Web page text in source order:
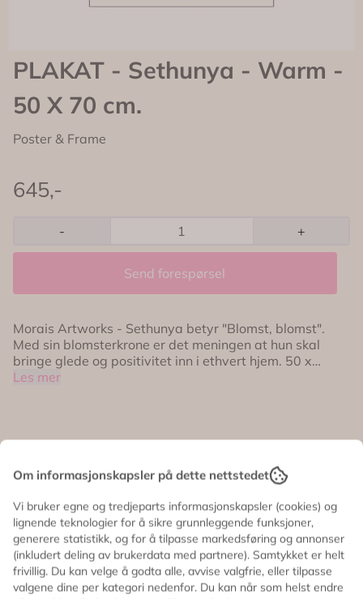
PLAKAT - Sethunya - Warm -
50 X 70 cm.
Poster & Frame
645,-
- +
Send forespørsel
Morais Artworks - Sethunya betyr "Blomst, blomst".
Med sin blomsterkrone er det meningen at hun skal
bringe glede og positivitet inn i ethvert hjem. 50 x
70 cm.
Les mer
Morais Artworks - Sethunya betyr "Blomst, blomst".
Med sin blomsterkrone er det meningen at hun skal
bringe glede og positivitet inn i ethvert hjem.
50 x 70 cm.
Om informasjonskapsler på dette nettstedet
Vi bruker egne og tredjeparts informasjonskapsler (cookies) og
lignende teknologier for å sikre grunnleggende funksjoner,
generere statistikk, og for å tilpasse markedsføring og annonser
(inkludert deling av brukerdata med partnere). Samtykket er helt
frivillig. Du kan velge å godta alle, avvise valgfrie, eller tilpasse
valgene dine per kategori nedenfor. Du kan når som helst endre